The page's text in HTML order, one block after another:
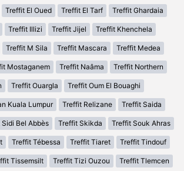
Treffit El Oued Treffit El Tarf Treffit Ghardaia
Treffit Illizi Treffit Jijel Treffit Khenchela
Treffit M Sila Treffit Mascara Treffit Medea
Mostaganem Treffit Naâma Treffit Northern
Treffit Ouargla Treffit Oum El Bouaghi
Kuala Lumpur Treffit Relizane Treffit Saida
Bel Abbès Treffit Skikda Treffit Souk Ahras
Treffit Tébessa Treffit Tiaret Treffit Tindouf
Tissemsilt Treffit Tizi Ouzou Treffit Tlemcen